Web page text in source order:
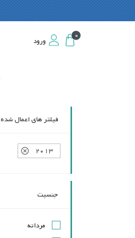
0
ورود
فیلتر های اعمال شده
2013
جنسیت
مردانه